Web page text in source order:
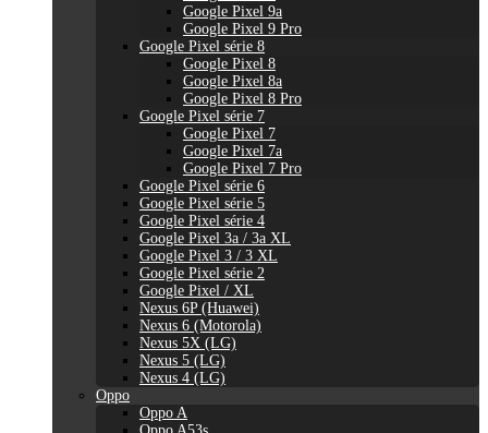
Google Pixel 9a
Google Pixel 9 Pro
Google Pixel série 8
Google Pixel 8
Google Pixel 8a
Google Pixel 8 Pro
Google Pixel série 7
Google Pixel 7
Google Pixel 7a
Google Pixel 7 Pro
Google Pixel série 6
Google Pixel série 5
Google Pixel série 4
Google Pixel 3a / 3a XL
Google Pixel 3 / 3 XL
Google Pixel série 2
Google Pixel / XL
Nexus 6P (Huawei)
Nexus 6 (Motorola)
Nexus 5X (LG)
Nexus 5 (LG)
Nexus 4 (LG)
Oppo
Oppo A